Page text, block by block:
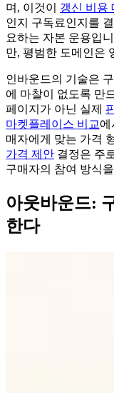
며, 이것이 갱신 비용
인지 구독료인지를
요하는 자본 운용입
만, 평범한 도메인은
인바운드의 기술은
에 마찰이 없도록 만
페이지가 아닌 실제
마켓플레이스 비교에
매자에게 맞는 가격
가격 제안 결정은 주
구매자의 참여 방식
아웃바운드:
한다